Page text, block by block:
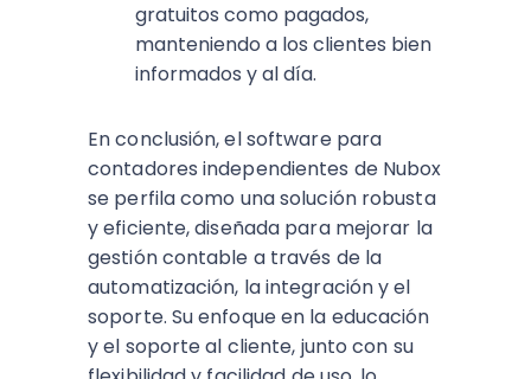
gratuitos como pagados,
manteniendo a los clientes bien
informados y al día.
En conclusión, el software para
contadores independientes de Nubox
se perfila como una solución robusta
y eficiente, diseñada para mejorar la
gestión contable a través de la
automatización, la integración y el
soporte. Su enfoque en la educación
y el soporte al cliente, junto con su